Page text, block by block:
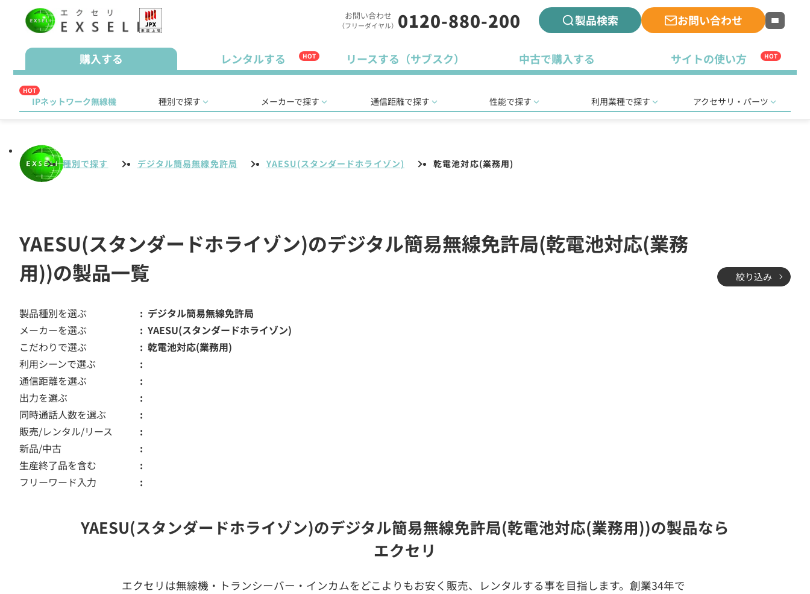
お問い合わせ
（フリーダイヤル） 0120-880-200 製品検索 お問い合わせ
購入する レンタルする HOT リースする（サブスク） 中古で購入する サイトの使い方 HOT
HOT
IPネットワーク無線機 種別で探す メーカーで探す 通信距離で探す 性能で探す 利用業種で探す アクセサリ・パーツ
種別で探す デジタル簡易無線免許局 YAESU(スタンダードホライゾン) 乾電池対応(業務用)
YAESU(スタンダードホライゾン)のデジタル簡易無線免許局(乾電池対応(業務
用))の製品一覧
絞り込み
製品種別を選ぶ
デジタル簡易無線免許局
メーカーを選ぶ
YAESU(スタンダードホライゾン)
こだわりで選ぶ
乾電池対応(業務用)
利用シーンで選ぶ
通信距離を選ぶ
出力を選ぶ
同時通話人数を選ぶ
販売/レンタル/リース
新品/中古
生産終了品を含む
フリーワード入力
YAESU(スタンダードホライゾン)のデジタル簡易無線免許局(乾電池対応(業務用))の製品なら
エクセリ
エクセリは無線機・トランシーバー・インカムをどこよりもお安く販売、レンタルする事を目指します。創業34年で